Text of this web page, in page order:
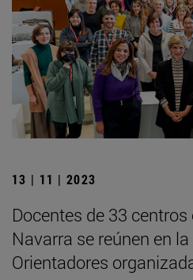
13 | 11 | 2023
Docentes de 33
Navarra se reúnen en
Orientadores